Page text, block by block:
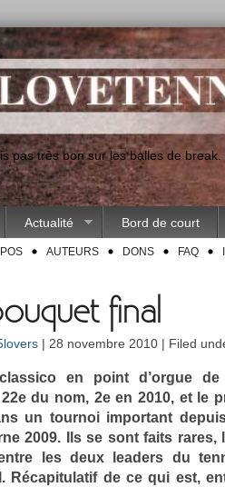
pas très bon sur les balles de
Actualité Bord de court
AUTEURS DONS FAQ
final
| 28 novembre 2010 | Filed
en point d’orgue
du nom, 2e en 2010, et le
un tour­noi im­por­tant
2009. Ils se sont faits rares,
les deux lead­ers du
Récapitulatif de ce qui est,